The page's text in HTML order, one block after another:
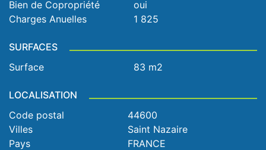
Bien de Copropriété
oui
Charges Anuelles
1 825
SURFACES
Surface
83 m2
LOCALISATION
Code postal
44600
Villes
Saint Nazaire
Pays
FRANCE